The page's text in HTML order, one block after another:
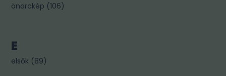
önarckép (106)
E
elsők (89)